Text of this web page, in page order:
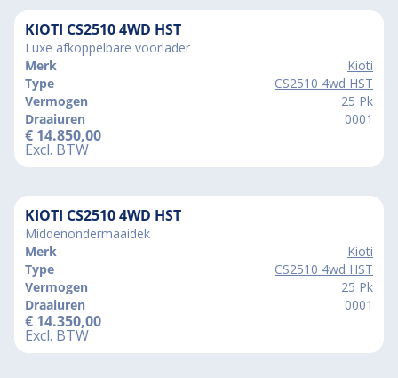
KIOTI CS2510 4WD HST
Luxe afkoppelbare voorlader
Merk
Kioti
Type
CS2510 4wd HST
Vermogen
25 Pk
Draaiuren
0001
€ 14.850,00
Excl. BTW
KIOTI CS2510 4WD HST
Middenondermaaidek
Merk
Kioti
Type
CS2510 4wd HST
Vermogen
25 Pk
Draaiuren
0001
€ 14.350,00
Excl. BTW